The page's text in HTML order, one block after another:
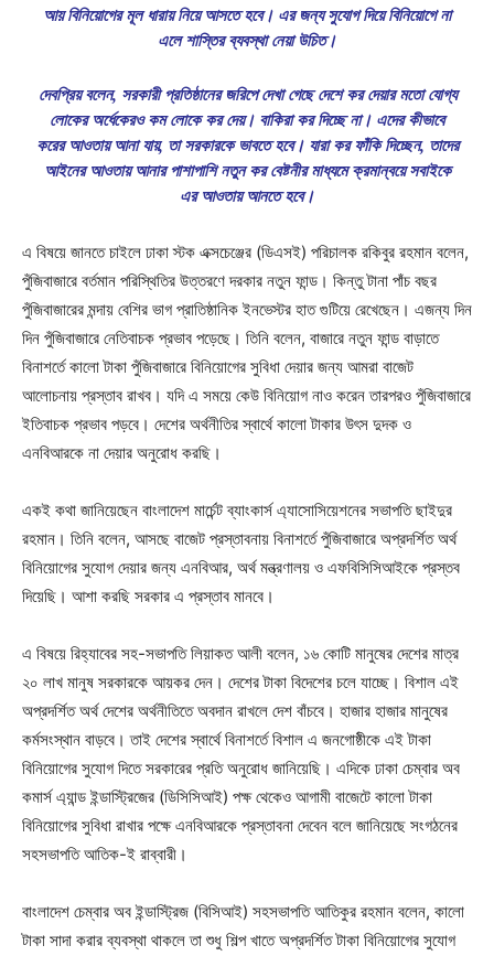
আয় বিনিয়োগের মূল ধারায় নিয়ে আসতে হবে। এর জন্য সুযোগ দিয়ে বিনিয়োগে না
এলে শাস্তির ব্যবস্থা নেয়া উচিত।
দেবপ্রিয় বলেন, সরকারী প্রতিষ্ঠানের জরিপে দেখা গেছে দেশে কর দেয়ার মতো যোগ্য
লোকের অর্ধেকেরও কম লোকে কর দেয়। বাকিরা কর দিচ্ছে না। এদের কীভাবে
করের আওতায় আনা যায়, তা সরকারকে ভাবতে হবে। যারা কর ফাঁকি দিচ্ছেন, তাদের
আইনের আওতায় আনার পাশাপাশি নতুন কর বেষ্টনীর মাধ্যমে ক্রমান্বয়ে সবাইকে
এর আওতায় আনতে হবে।
এ বিষয়ে জানতে চাইলে ঢাকা স্টক এক্সচেঞ্জের (ডিএসই) পরিচালক রকিবুর রহমান বলেন,
পুঁজিবাজারে বর্তমান পরিস্থিতির উত্তরণে দরকার নতুন ফান্ড। কিন্তু টানা পাঁচ বছর
পুঁজিবাজারের মন্দায় বেশির ভাগ প্রাতিষ্ঠানিক ইনভেস্টর হাত গুটিয়ে রেখেছেন। এজন্য দিন
দিন পুঁজিবাজারে নেতিবাচক প্রভাব পড়েছে। তিনি বলেন, বাজারে নতুন ফান্ড বাড়াতে
বিনাশর্তে কালো টাকা পুঁজিবাজারে বিনিয়োগের সুবিধা দেয়ার জন্য আমরা বাজেট
আলোচনায় প্রস্তাব রাখব। যদি এ সময়ে কেউ বিনিয়োগ নাও করেন তারপরও পুঁজিবাজারে
ইতিবাচক প্রভাব পড়বে। দেশের অর্থনীতির স্বার্থে কালো টাকার উৎস দুদক ও
এনবিআরকে না দেয়ার অনুরোধ করছি।
একই কথা জানিয়েছেন বাংলাদেশ মার্চেন্ট ব্যাংকার্স এ্যাসোসিয়েশনের সভাপতি ছাইদুর
রহমান। তিনি বলেন, আসছে বাজেট প্রস্তাবনায় বিনাশর্তে পুঁজিবাজারে অপ্রদর্শিত অর্থ
বিনিয়োগের সুযোগ দেয়ার জন্য এনবিআর, অর্থ মন্ত্রণালয় ও এফবিসিসিআইকে প্রস্তব
দিয়েছি। আশা করছি সরকার এ প্রস্তাব মানবে।
এ বিষয়ে রিহ্যাবের সহ-সভাপতি লিয়াকত আলী বলেন, ১৬ কোটি মানুষের দেশের মাত্র
২০ লাখ মানুষ সরকারকে আয়কর দেন। দেশের টাকা বিদেশের চলে যাচ্ছে। বিশাল এই
অপ্রদর্শিত অর্থ দেশের অর্থনীতিতে অবদান রাখলে দেশ বাঁচবে। হাজার হাজার মানুষের
কর্মসংস্থান বাড়বে। তাই দেশের স্বার্থে বিনাশর্তে বিশাল এ জনগোষ্ঠীকে এই টাকা
বিনিয়োগের সুযোগ দিতে সরকারের প্রতি অনুরোধ জানিয়েছি। এদিকে ঢাকা চেম্বার অব
কমার্স এ্যান্ড ইন্ডাস্ট্রিজের (ডিসিসিআই) পক্ষ থেকেও আগামী বাজেটে কালো টাকা
বিনিয়োগের সুবিধা রাখার পক্ষে এনবিআরকে প্রস্তাবনা দেবেন বলে জানিয়েছে সংগঠনের
সহসভাপতি আতিক-ই রাব্বারী।
বাংলাদেশ চেম্বার অব ইন্ডাস্ট্রিজ (বিসিআই) সহসভাপতি আতিকুর রহমান বলেন, কালো
টাকা সাদা করার ব্যবস্থা থাকলে তা শুধু শিল্প খাতে অপ্রদর্শিত টাকা বিনিয়োগের সুযোগ